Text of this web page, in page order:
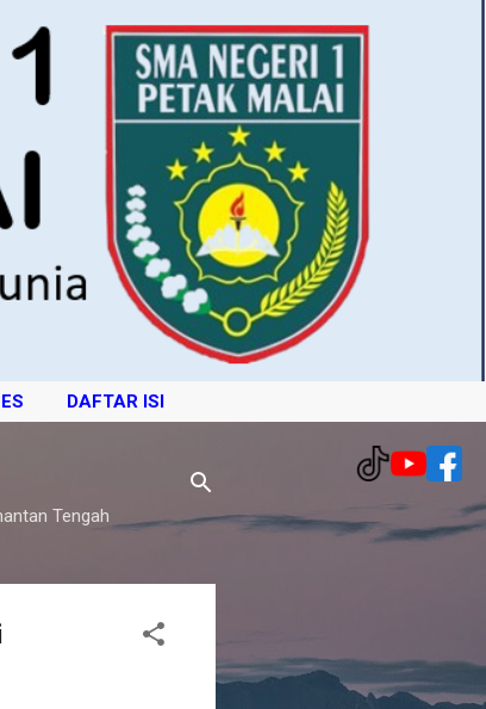
DAFTAR ISI
Tengah